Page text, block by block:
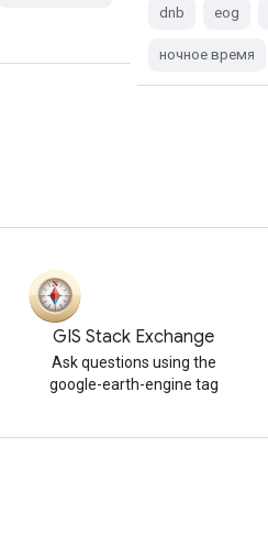
dnb eog
ночное время
GIS Stack Exchange
Ask questions using the
google-earth-engine tag